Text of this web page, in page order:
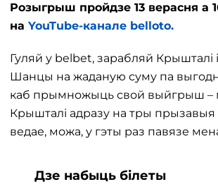
Розыгрыш пройдзе 13 верасня а
на YouTube-канале belloto.
Гуляй у belbet, зарабляй Крышталі
Шанцы на жаданую суму па
каб прымножыць свой выйгрыш –
Крышталі адразу на тры прызавыя
ведае, можа, у гэты раз павязе
Дзе набыць білеты